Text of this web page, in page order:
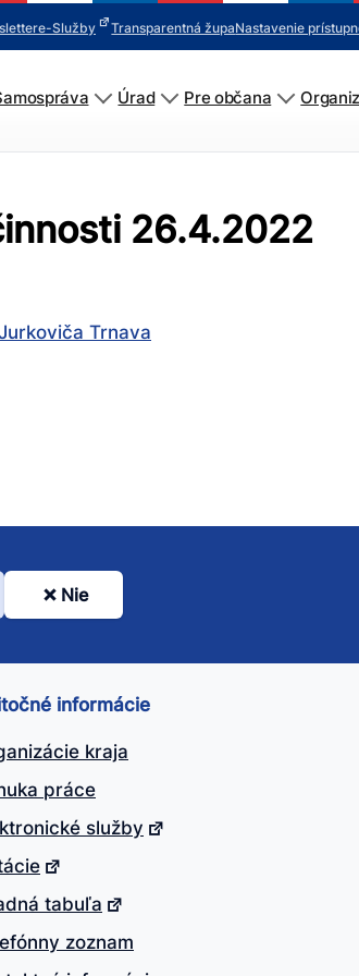
e-Služby Transparentná župaNastavenie
Úrad Pre občana
26.4.2022
Trnava
Nie
informácie
kraja
práce
služby
tabuľa
zoznam